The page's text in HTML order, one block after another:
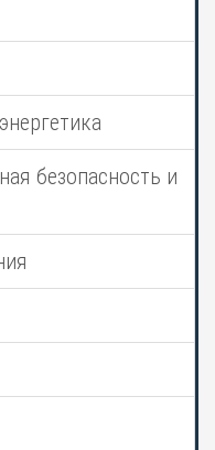
безопасность и